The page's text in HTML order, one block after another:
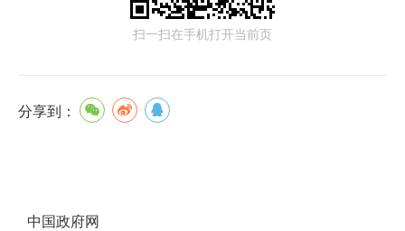
扫一扫在手机打开当前页
分享到：
中国政府网